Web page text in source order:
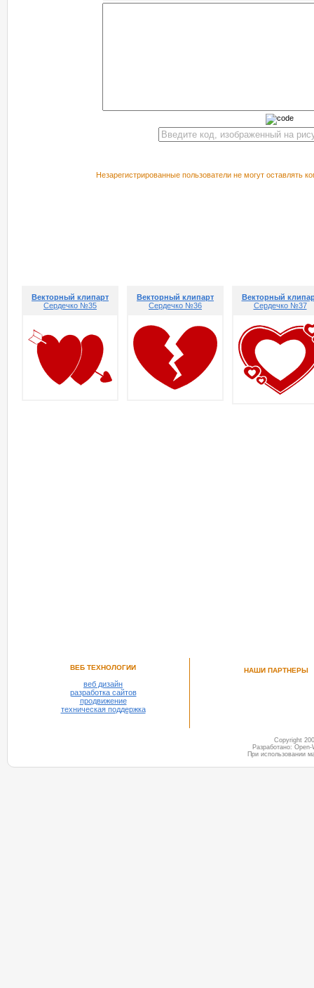
Незарегистрированные пользователи не могут оставлять
Векторный клипарт
Сердечко №35
Векторный клипарт
Сердечко №36
Векторный
Сердечко №37
ВЕБ ТЕХНОЛОГИИ
веб дизайн
разработка сайтов
продвижение
техническая поддержка
НАШИ ПАРТНЕРЫ
Copyright
Разработано:
При использовании